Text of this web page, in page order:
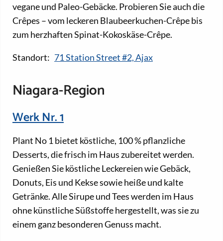
vegane und Paleo-Gebäcke. Probieren Sie auch die
Crêpes – vom leckeren Blaubeerkuchen-Crêpe bis
zum herzhaften Spinat-Kokoskäse-Crêpe.
Standort: 71 Station Street #2, Ajax
Niagara-Region
Werk Nr. 1
Plant No 1 bietet köstliche, 100 % pflanzliche
Desserts, die frisch im Haus zubereitet werden.
Genießen Sie köstliche Leckereien wie Gebäck,
Donuts, Eis und Kekse sowie heiße und kalte
Getränke. Alle Sirupe und Tees werden im Haus
ohne künstliche Süßstoffe hergestellt, was sie zu
einem ganz besonderen Genuss macht.